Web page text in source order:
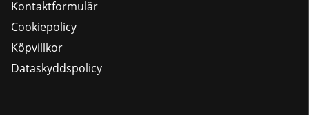
Kontaktformulär
Cookiepolicy
Köpvillkor
Dataskyddspolicy